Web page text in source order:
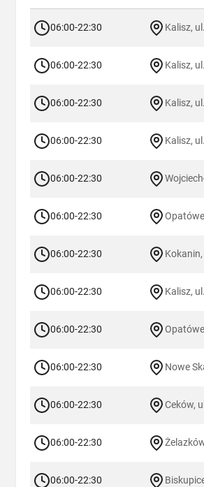
06:00-22:30 Kalisz,
06:00-22:30 Kalisz,
06:00-22:30 Kalisz,
06:00-22:30 Kalisz,
06:00-22:30
06:00-22:30
06:00-22:30
06:00-22:30 Kalisz,
06:00-22:30
06:00-22:30 Nowe
06:00-22:30 Ceków,
06:00-22:30
06:00-22:30